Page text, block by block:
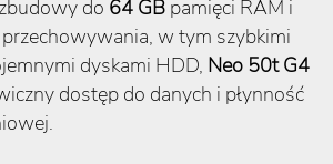
do 64 GB pamięci RAM i
w tym szybkimi
dyskami HDD, Neo 50t G4
dostęp do danych i płynność